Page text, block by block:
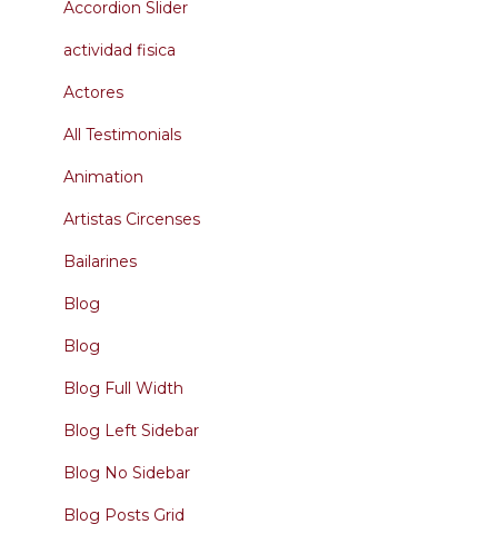
Accordion Slider
actividad fisica
Actores
All Testimonials
Animation
Artistas Circenses
Bailarines
Blog
Blog
Blog Full Width
Blog Left Sidebar
Blog No Sidebar
Blog Posts Grid